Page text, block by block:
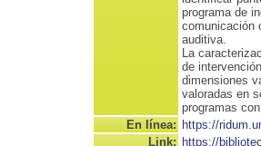
programa de
comunicación
auditiva.
La
de
dimensiones
valoradas en
programas
En línea: https://
Link: https://